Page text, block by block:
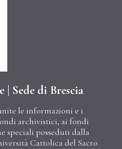
| Sede di Brescia
le informazioni e i
archivistici, ai fondi
speciali posseduti dalla
Cattolica del Sacro